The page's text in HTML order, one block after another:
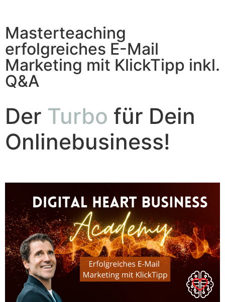
Masterteaching
erfolgreiches E-Mail
Marketing mit KlickTipp inkl.
Q&A
Der Turbo für Dein
Onlinebusiness!